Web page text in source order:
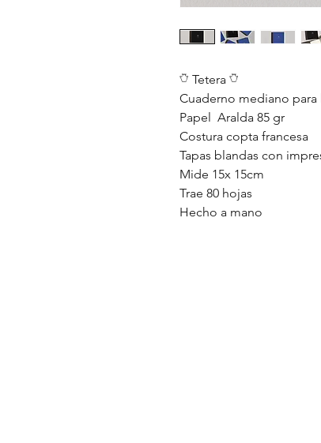
𓏋 Tetera 𓏋
Cuaderno mediano
Papel Aralda 85 gr
Costura copta francesa
Tapas blandas con
Mide 15x 15cm
Trae 80 hojas
Hecho a mano